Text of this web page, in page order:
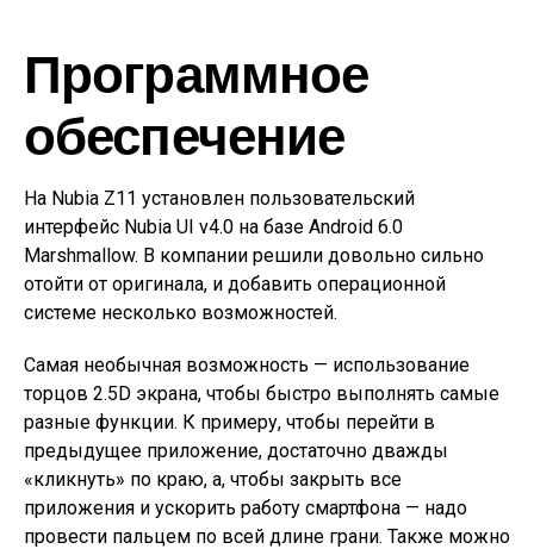
Программное
обеспечение
На Nubia Z11 установлен пользовательский
интерфейс Nubia UI v4.0 на базе Android 6.0
Marshmallow. В компании решили довольно сильно
отойти от оригинала, и добавить операционной
системе несколько возможностей.
Самая необычная возможность — использование
торцов 2.5D экрана, чтобы быстро выполнять самые
разные функции. К примеру, чтобы перейти в
предыдущее приложение, достаточно дважды
«кликнуть» по краю, а, чтобы закрыть все
приложения и ускорить работу смартфона — надо
провести пальцем по всей длине грани. Также можно